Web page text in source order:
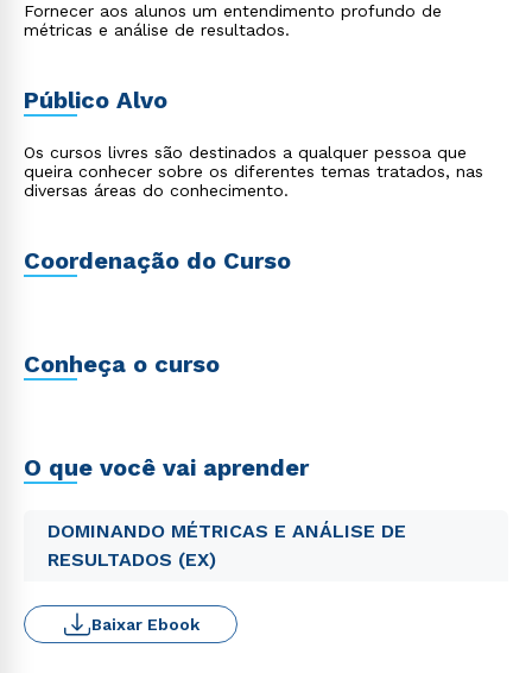
Fornecer aos alunos um entendimento profundo de
métricas e análise de resultados.
Público Alvo
Os cursos livres são destinados a qualquer pessoa que
queira conhecer sobre os diferentes temas tratados, nas
diversas áreas do conhecimento.
Coordenação do Curso
Conheça o curso
O que você vai aprender
DOMINANDO MÉTRICAS E ANÁLISE DE
RESULTADOS (EX)
Baixar Ebook